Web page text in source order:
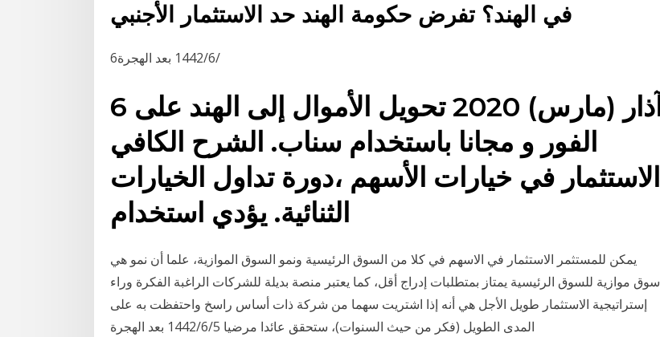
6‏‏/6‏‏/1442 بعد الهجرة
6 آذار (مارس) 2020 تحويل الأموال إلى الهند على
الفور و مجانا باستخدام سناب. الشرح الكافي
الاستثمار في خيارات الأسهم ،دورة تداول الخيارات
يمكن للمستثمر الاستثمار في الاسهم في كلا من السوق الرئيسية ونمو السوق الموازية، علما أن نمو هي
سوق موازية للسوق الرئيسية يمتاز بمتطلبات إدراج أقل، كما يعتبر منصة بديلة للشركات الراغبة الفكرة وراء
إستراتيجية الاستثمار طويل الأجل هي أنه إذا اشتريت سهما من شركة ذات أساس راسخ واحتفظت به على
المدى الطويل (فكر من حيث السنوات)، ستحقق عائدا مرضيا 5‏‏/6‏‏/1442 بعد الهجرة